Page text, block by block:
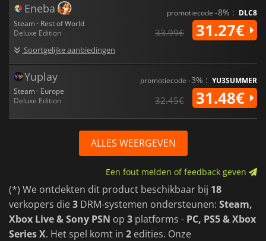
Eneba
Steam · Rest of World
Deluxe Edition
Soortgelijke aanbiedingen
promotiecode -8% : DLC8
33.99€ 31.27€
Yuplay
Steam · Europe
Deluxe Edition
promotiecode -3% : YU3SUMMER
32.45€ 31.48€
ALLES WEERGEVEN
Een fout melden of feedback geven
(*) We ontdekten dit product beschikbaar bij 18
verkopers die3 DRM-systemen ondersteunen: Steam,
Xbox Live & Sony PSN op 3 platforms - PC, PS5 & Xbox
Series X. Het spel komt in 2 edities. Onze